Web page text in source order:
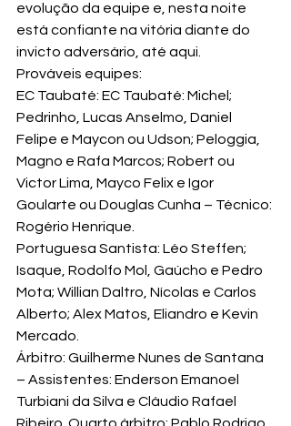
evolução da equipe e, nesta noite
está confiante na vitória diante do
invicto adversário, até aqui.
Prováveis equipes:
EC Taubaté: EC Taubaté: Michel;
Pedrinho, Lucas Anselmo, Daniel
Felipe e Maycon ou Udson; Peloggia,
Magno e Rafa Marcos; Robert ou
Victor Lima, Mayco Felix e Igor
Goularte ou Douglas Cunha – Técnico:
Rogério Henrique.
Portuguesa Santista: Léo Steffen;
Isaque, Rodolfo Mol, Gaúcho e Pedro
Mota; Willian Daltro, Nícolas e Carlos
Alberto; Alex Matos, Eliandro e Kevin
Mercado.
Árbitro: Guilherme Nunes de Santana
– Assistentes: Enderson Emanoel
Turbiani da Silva e Cláudio Rafael